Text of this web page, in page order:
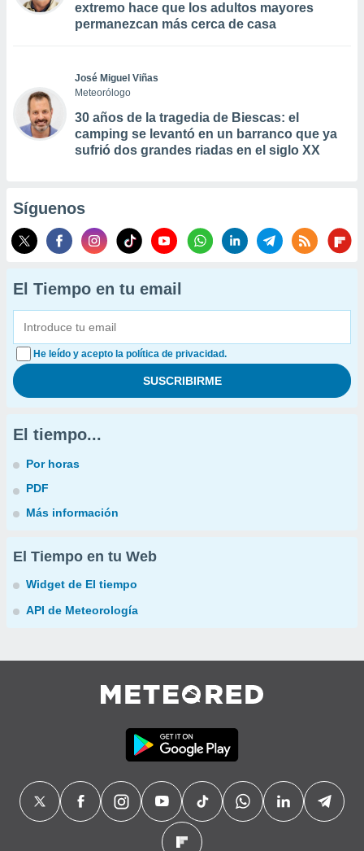
extremo hace que los adultos mayores
permanezcan más cerca de casa
José Miguel Viñas
Meteorólogo
30 años de la tragedia de Biescas: el
camping se levantó en un barranco que ya
sufrió dos grandes riadas en el siglo XX
Síguenos
El Tiempo en tu email
He leído y acepto la política de privacidad.
El tiempo...
Por horas
PDF
Más información
El Tiempo en tu Web
Widget de El tiempo
API de Meteorología